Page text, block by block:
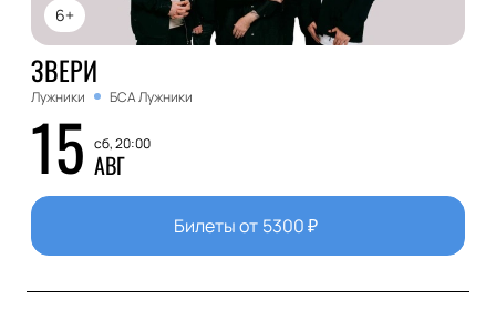
6+
ЗВЕРИ
Лужники БСА Лужники
15 сб, 20:00
АВГ
Билеты от 5300₽